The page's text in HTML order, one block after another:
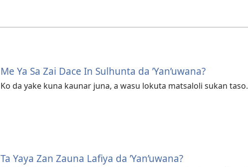
Me Ya Sa Zai Dace In Sulhunta da ’Yan’uwana?
Ko da yake kuna kaunar juna, a wasu lokuta matsaloli sukan taso.
Ta Yaya Zan Zauna Lafiya da ’Yan’uwana?